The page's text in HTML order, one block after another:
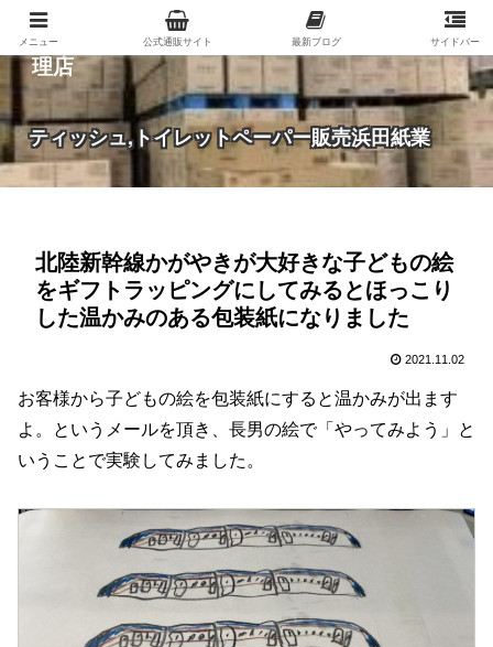
紙（家庭紙・包装紙・印刷用紙など）の総合代
理店
ティッシュ,トイレットペーパー販売浜田紙業
北陸新幹線かがやきが大好きな子どもの絵
をギフトラッピングにしてみるとほっこり
した温かみのある包装紙になりました
2021.11.02
お客様から子どもの絵を包装紙にすると温かみが出ます
よ。というメールを頂き、長男の絵で「やってみよう」と
いうことで実験してみました。
メニュー 公式通販サイト 最新ブログ サイドバー